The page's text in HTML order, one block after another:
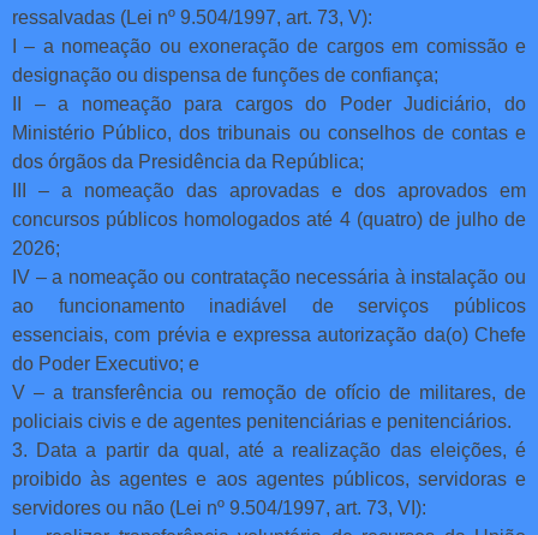
ressalvadas (Lei nº 9.504/1997, art. 73, V):
I – a nomeação ou exoneração de cargos em comissão e
designação ou dispensa de funções de confiança;
II – a nomeação para cargos do Poder Judiciário, do
Ministério Público, dos tribunais ou conselhos de contas e
dos órgãos da Presidência da República;
III – a nomeação das aprovadas e dos aprovados em
concursos públicos homologados até 4 (quatro) de julho de
2026;
IV – a nomeação ou contratação necessária à instalação ou
ao funcionamento inadiável de serviços públicos
essenciais, com prévia e expressa autorização da(o) Chefe
do Poder Executivo; e
V – a transferência ou remoção de ofício de militares, de
policiais civis e de agentes penitenciárias e penitenciários.
3. Data a partir da qual, até a realização das eleições, é
proibido às agentes e aos agentes públicos, servidoras e
servidores ou não (Lei nº 9.504/1997, art. 73, VI):